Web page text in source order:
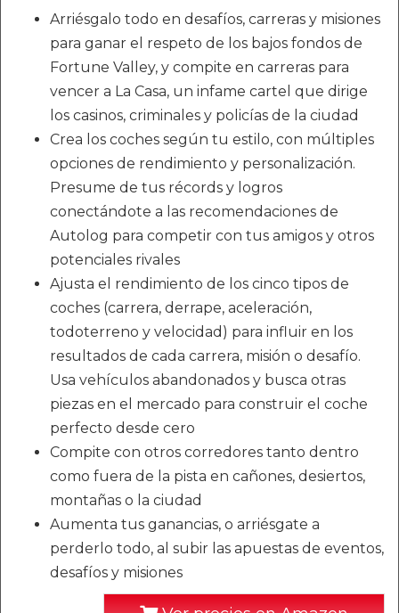
Arriésgalo todo en desafíos, carreras y misiones
para ganar el respeto de los bajos fondos de
Fortune Valley, y compite en carreras para
vencer a La Casa, un infame cartel que dirige
los casinos, criminales y policías de la ciudad
Crea los coches según tu estilo, con múltiples
opciones de rendimiento y personalización.
Presume de tus récords y logros
conectándote a las recomendaciones de
Autolog para competir con tus amigos y otros
potenciales rivales
Ajusta el rendimiento de los cinco tipos de
coches (carrera, derrape, aceleración,
todoterreno y velocidad) para influir en los
resultados de cada carrera, misión o desafío.
Usa vehículos abandonados y busca otras
piezas en el mercado para construir el coche
perfecto desde cero
Compite con otros corredores tanto dentro
como fuera de la pista en cañones, desiertos,
montañas o la ciudad
Aumenta tus ganancias, o arriésgate a
perderlo todo, al subir las apuestas de eventos,
desafíos y misiones